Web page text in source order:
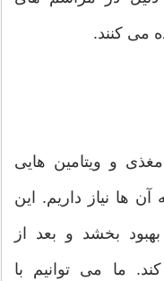
می کنند.
و ویتامین هایی
ها نیاز داریم. این
بخشد و بعد از
ما می توانیم با